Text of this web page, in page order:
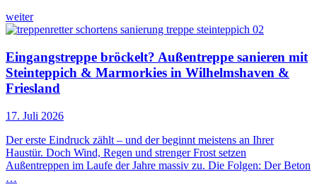
weiter
Eingangstreppe bröckelt? Außentreppe sanieren mit
Steinteppich & Marmorkies in Wilhelmshaven &
Friesland
17. Juli 2026
Der erste Eindruck zählt – und der beginnt meistens an Ihrer
Haustür. Doch Wind, Regen und strenger Frost setzen
Außentreppen im Laufe der Jahre massiv zu. Die Folgen: Der Beton
…